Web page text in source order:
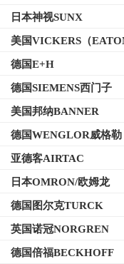
日本神视SUNX
美国VICKERS（
格士
德国E+H
德国SIEMENS西门子
美国邦纳BANNER
德国WENGLOR威格勒
亚德客AIRTAC
日本OMRON/欧姆龙
德国图尔克TURCK
英国诺冠NORGREN
德国倍福BECKHOFF